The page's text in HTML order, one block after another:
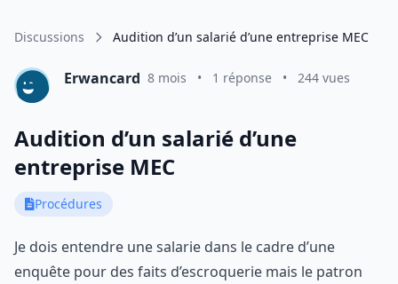
Discussions Audition d’un salarié d’une entreprise MEC
Erwancard 8 mois • 1 réponse • 244 vues
Audition d’un salarié d’une
entreprise MEC
Procédures
Je dois entendre une salarie dans le cadre d’une
enquête pour des faits d’escroquerie mais le patron